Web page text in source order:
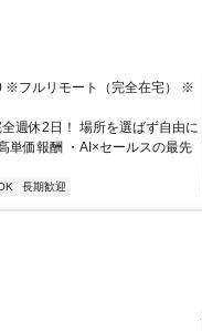
※フルリモート（完全在宅） ※
週休2日！ 場所を選ばず自由に
単価報酬 ・AI×セールスの最先
長期歓迎